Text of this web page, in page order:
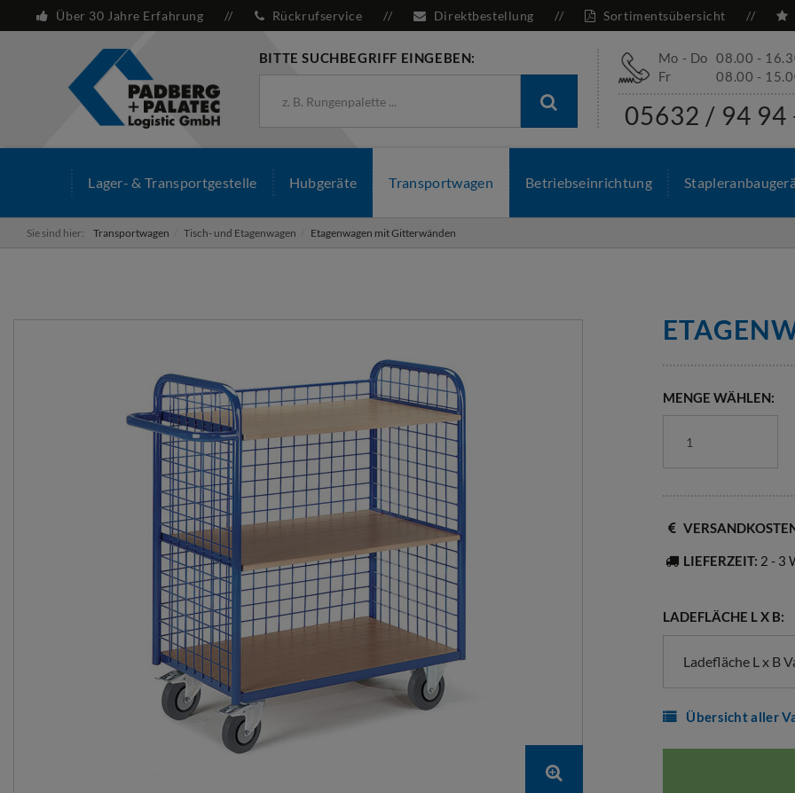
Über 30 Jahre Erfahrung Rückrufservice Direktbestellung Sortimentsübersicht
BITTE SUCHBEGRIFF EINGEBEN: Mo - Do 08.00 -
Fr
08.00 -
05632 / 94 94
Lager- & Transportgestelle Hubgeräte Transportwagen Betriebseinrichtung
Sie sind hier: Transportwagen Tisch- und Etagenwagen Etagenwagen mit Gitterwänden
MENGE WÄHLEN:
LIEFERZEIT: 2 - 3
LADEFLÄCHE L X B:
Ladefläche L x B
Übersicht aller